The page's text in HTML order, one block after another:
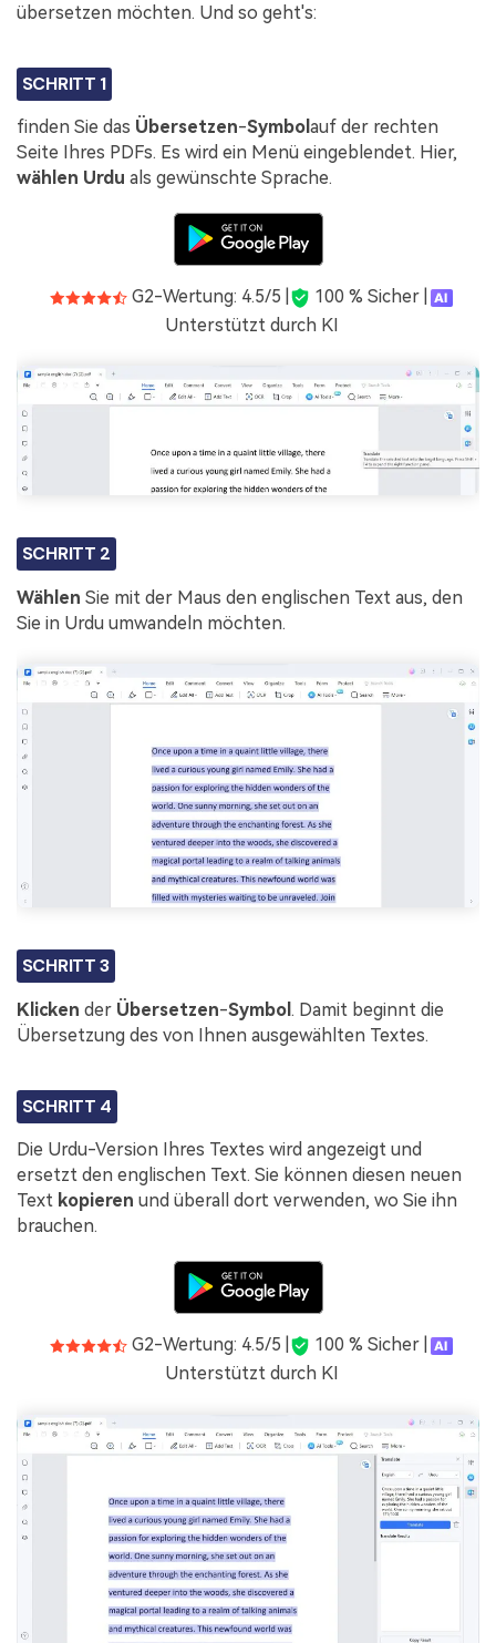
übersetzen möchten. Und so geht's:
SCHRITT 1
finden Sie das Übersetzen-Symbol auf der rechten
Seite Ihres PDFs. Es wird ein Menü eingeblendet. Hier,
wählen Urdu als gewünschte Sprache.
G2-Wertung: 4.5/5 |
100 % Sicher |
Unterstützt durch KI
SCHRITT 2
Wählen Sie mit der Maus den englischen Text aus, den
Sie in Urdu umwandeln möchten.
SCHRITT 3
Klicken der Übersetzen-Symbol . Damit beginnt die
Übersetzung des von Ihnen ausgewählten Textes.
SCHRITT 4
Die Urdu-Version Ihres Textes wird angezeigt und
ersetzt den englischen Text. Sie können diesen neuen
Text kopieren und überall dort verwenden, wo Sie ihn
brauchen.
G2-Wertung: 4.5/5 |
100 % Sicher |
Unterstützt durch KI